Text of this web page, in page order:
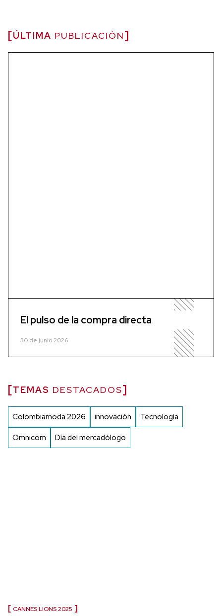
ÚLTIMA PUBLICACIÓN
El pulso de la compra directa
30 de junio 2026
TEMAS DESTACADOS
Colombiamoda 2026 innovación Tecnología
Omnicom Día del mercadólogo
CANNES LIONS 2025